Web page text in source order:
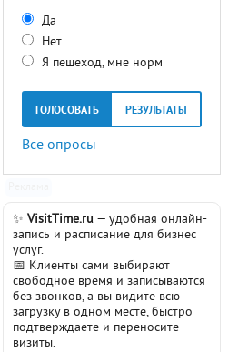
Да
Нет
Я пешеход, мне норм
ГОЛОСОВАТЬ РЕЗУЛЬТАТЫ
Все опросы
✨ VisitTime.ru — удобная онлайн-
запись и расписание для бизнес
услуг.
📅 Клиенты сами выбирают
свободное время и записываются
без звонков, а вы видите всю
загрузку в одном месте, быстро
подтверждаете и переносите
визиты.